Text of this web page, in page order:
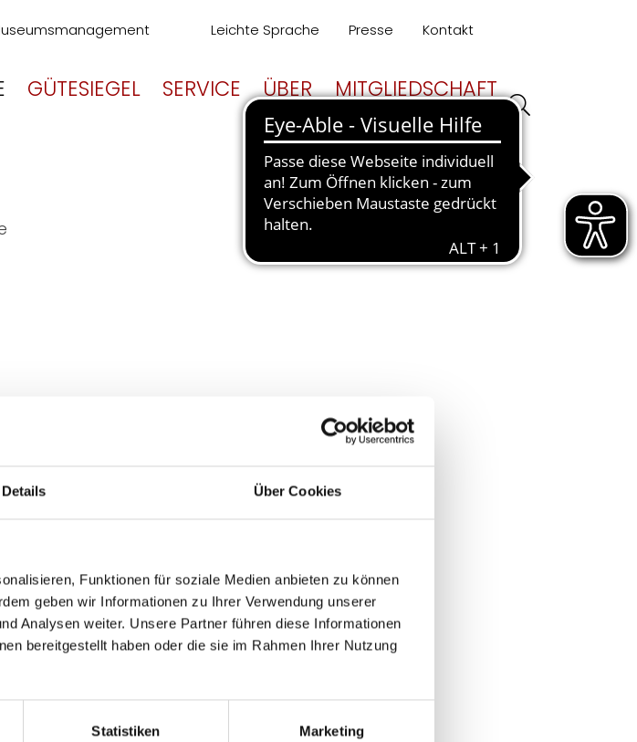
Details Über Cookies
Funktionen für soziale Medien anbieten zu können
geben wir Informationen zu Ihrer Verwendung unserer
Analysen weiter. Unsere Partner führen diese Informationen
bereitgestellt haben oder die sie im Rahmen Ihrer Nutzung
Statistiken Marketing
Leichte Sprache Presse Kontakt
GÜTESIEGEL SERVICE
ÜBER
UNS
MITGLIEDSCHAFT